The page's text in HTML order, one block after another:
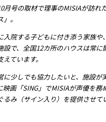
MESSAGE
月号の取材で理事のMISIAが訪れ
。
入院する子どもに付き添う家族や
設で、全国12カ所のハウスは常に
ています。
に少しでも協力したいと、施設が
映画「SING」でMISIAが声優を務
るみ（サイン入り）を提供させて